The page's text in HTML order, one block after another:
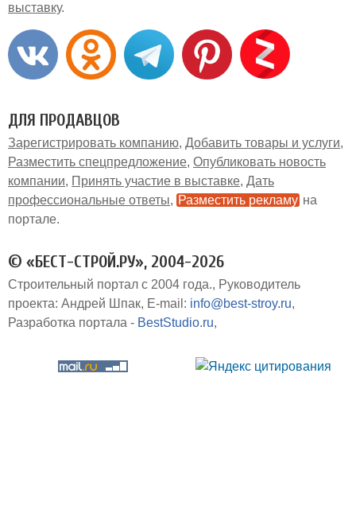
выставку
ДЛЯ ПРОДАВЦОВ
Зарегистрировать компанию Добавить товары и услуги
Разместить спецпредложение Опубликовать новость
компании
Принять участие в выставке Дать
профессиональные ответы
Разместить рекламу на
портале
© «БЕСТ-СТРОЙ.РУ», 2004-2026
Строительный портал с 2004 года.
Руководитель
проекта: Андрей Шпак E-mail: info@best-stroy.ru
Разработка портала - BestStudio.ru